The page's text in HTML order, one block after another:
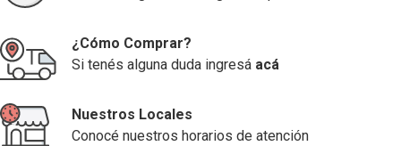
¿Cómo Comprar?
Si tenés alguna duda ingresá acá
Nuestros Locales
Conocé nuestros horarios de atención